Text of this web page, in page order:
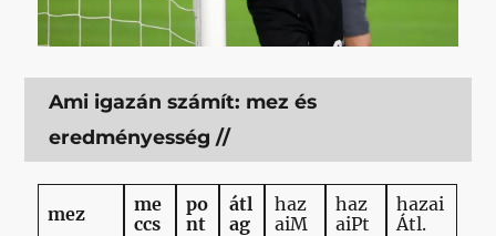
Ami igazán számít: mez és
eredményesség //
mez
me
ccs
po
nt
átl
ag
haz
aiM
haz
aiPt
hazai
Átl.